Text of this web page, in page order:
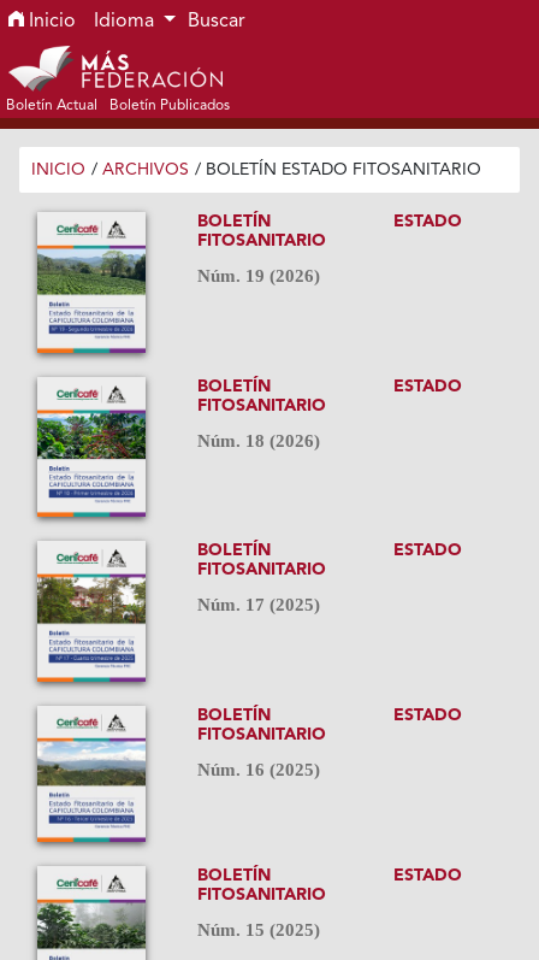
Ir al menú de navegación principal
Ir al contenido principal
Ir al pie de página del sitio
Inicio Idioma Buscar
Boletín Actual Boletín Publicados
INICIO / ARCHIVOS / BOLETÍN ESTADO FITOSANITARIO
BOLETÍN ESTADO
FITOSANITARIO
Núm. 19 (2026)
BOLETÍN ESTADO
FITOSANITARIO
Núm. 18 (2026)
BOLETÍN ESTADO
FITOSANITARIO
Núm. 17 (2025)
BOLETÍN ESTADO
FITOSANITARIO
Núm. 16 (2025)
BOLETÍN ESTADO
FITOSANITARIO
Núm. 15 (2025)